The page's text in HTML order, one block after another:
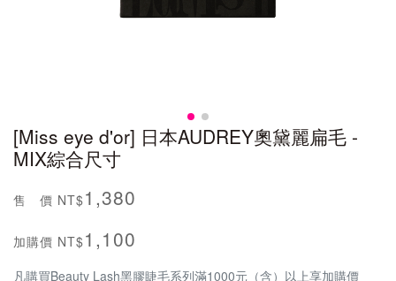
[Miss eye d'or] 日本AUDREY奧黛麗扁毛 -
MIX綜合尺寸
售 價 NT$1,380
加購價 NT$1,100
凡購買Beauty Lash黑膠睫毛系列滿1000元（含）以上享加購價